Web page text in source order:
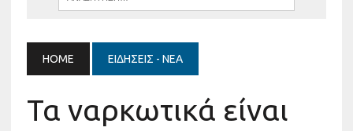
HOME ΕΙΔΉΣΕΙΣ - ΝΈΑ
Τα ναρκωτικά είναι